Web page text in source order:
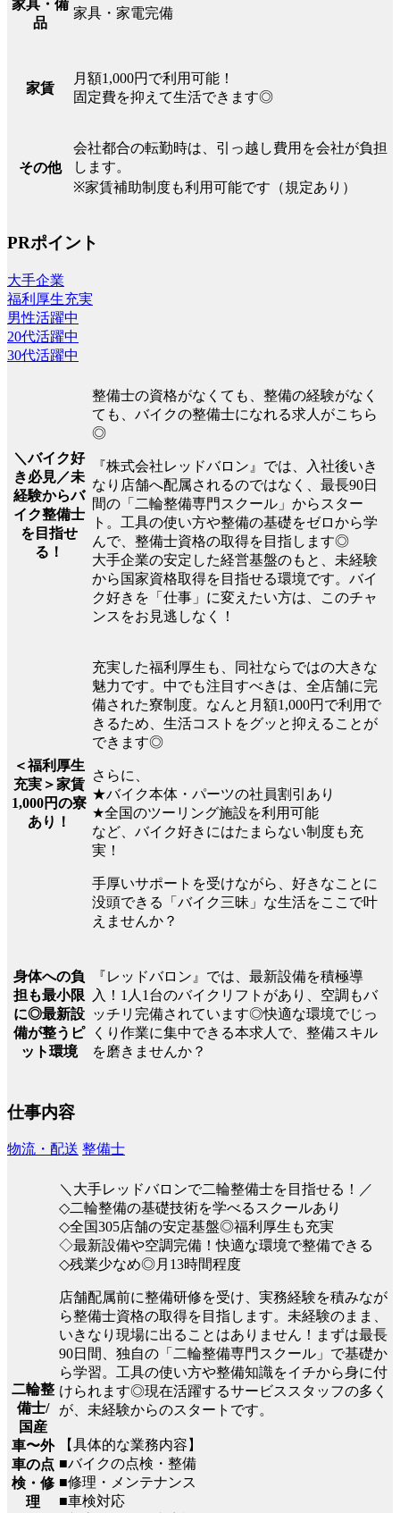
家具・備
品
家具・家電完備
家賃
月額1,000円で利用可能！
固定費を抑えて生活できます◎
その他
会社都合の転勤時は、引っ越し費用を会社が負担
します。
※家賃補助制度も利用可能です（規定あり）
PRポイント
大手企業
福利厚生充実
男性活躍中
20代活躍中
30代活躍中
＼バイク好
き必見／未
経験からバ
イク整備士
を目指せ
る！
整備士の資格がなくても、整備の経験がなく
ても、バイクの整備士になれる求人がこちら
◎
『株式会社レッドバロン』では、入社後いき
なり店舗へ配属されるのではなく、最長90日
間の「二輪整備専門スクール」からスター
ト。工具の使い方や整備の基礎をゼロから学
んで、整備士資格の取得を目指します◎
大手企業の安定した経営基盤のもと、未経験
から国家資格取得を目指せる環境です。バイ
ク好きを「仕事」に変えたい方は、このチャ
ンスをお見逃しなく！
＜福利厚生
充実＞家賃
1,000円の寮
あり！
充実した福利厚生も、同社ならではの大きな
魅力です。中でも注目すべきは、全店舗に完
備された寮制度。なんと月額1,000円で利用で
きるため、生活コストをグッと抑えることが
できます◎
さらに、
★バイク本体・パーツの社員割引あり
★全国のツーリング施設を利用可能
など、バイク好きにはたまらない制度も充
実！
手厚いサポートを受けながら、好きなことに
没頭できる「バイク三昧」な生活をここで叶
えませんか？
身体への負
担も最小限
に◎最新設
備が整うピ
ット環境
『レッドバロン』では、最新設備を積極導
入！1人1台のバイクリフトがあり、空調もバ
ッチリ完備されています◎快適な環境でじっ
くり作業に集中できる本求人で、整備スキル
を磨きませんか？
仕事内容
物流・配送 整備士
二輪整
備士/
国産
車〜外
車の点
検・修
理
＼大手レッドバロンで二輪整備士を目指せる！／
◇二輪整備の基礎技術を学べるスクールあり
◇全国305店舗の安定基盤◎福利厚生も充実
◇最新設備や空調完備！快適な環境で整備できる
◇残業少なめ◎月13時間程度
店舗配属前に整備研修を受け、実務経験を積みなが
ら整備士資格の取得を目指します。未経験のまま、
いきなり現場に出ることはありません！まずは最長
90日間、独自の「二輪整備専門スクール」で基礎か
ら学習。工具の使い方や整備知識をイチから身に付
けられます◎現在活躍するサービススタッフの多く
が、未経験からのスタートです。
【具体的な業務内容】
■バイクの点検・整備
■修理・メンテナンス
■車検対応